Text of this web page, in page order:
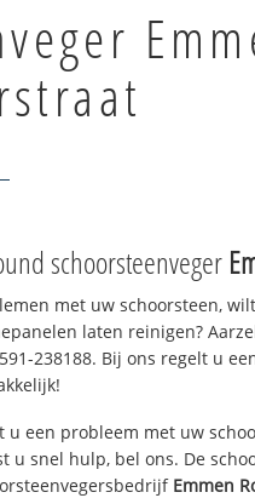
schoorsteenveger
met uw schoorsteen,
laten reinigen?
238188. Bij ons regelt u
u een probleem met uw
u snel hulp, bel ons. De
Emmen